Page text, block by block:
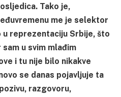
Tako je,
me je selektor
u reprezentaciju Srbije, što
u svim mlađim
i tu nije bilo nikakve
se danas pojavljuje ta
razgovoru,